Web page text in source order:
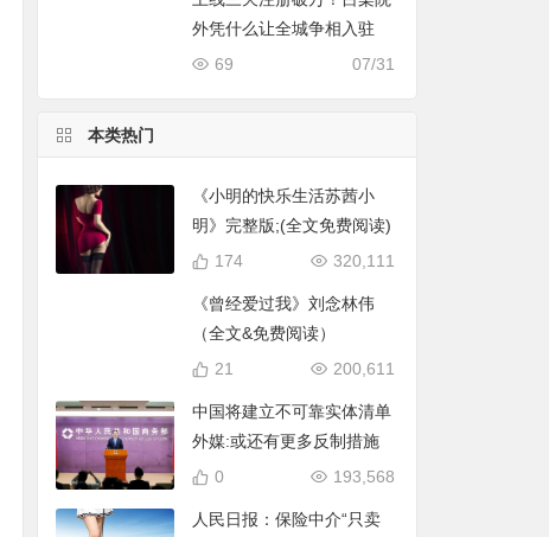
外凭什么让全城争相入驻
07/31
69
本类热门
《小明的快乐生活苏茜小
明》完整版;(全文免费阅读)
320,111
174
《曾经爱过我》刘念林伟
（全文&免费阅读）
200,611
21
中国将建立不可靠实体清单
外媒:或还有更多反制措施
193,568
0
人民日报：保险中介“只卖